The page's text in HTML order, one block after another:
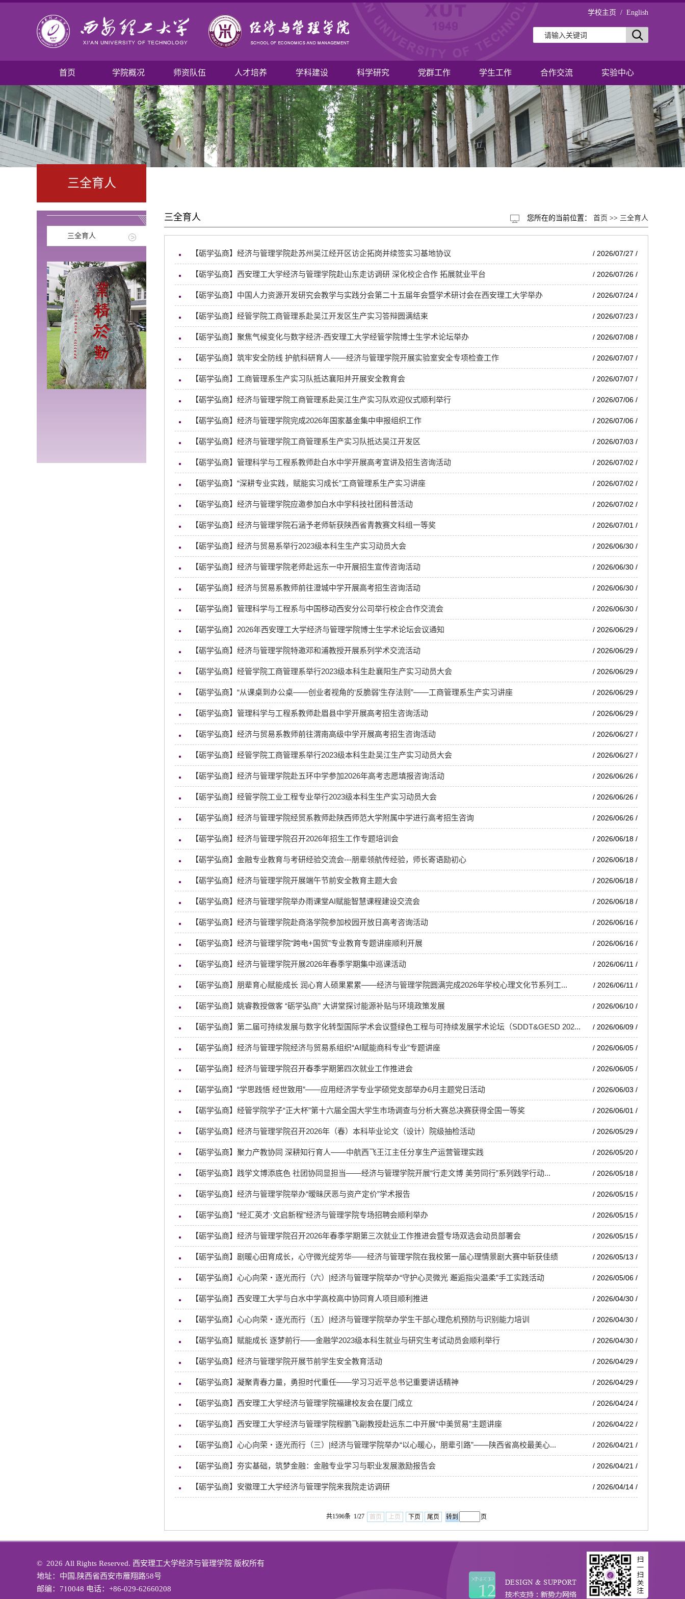
学校主页 / English
首页 学院概况 师资队伍 人才培养 学科建设 科学研究 党群工作 学生工作 合作交流 实验中心
三全育人
三全育人
三全育人 您所在的当前位置： 首页 >> 三全育人
【砺学弘商】经济与管理学院赴苏州吴江经开区访企拓岗并续签实习基地协议 / 2026/07/27 /
【砺学弘商】西安理工大学经济与管理学院赴山东走访调研 深化校企合作 拓展就业平台 / 2026/07/26 /
【砺学弘商】中国人力资源开发研究会教学与实践分会第二十五届年会暨学术研讨会在西安理工大学举办 / 2026/07/24 /
【砺学弘商】经管学院工商管理系赴吴江开发区生产实习答辩圆满结束 / 2026/07/23 /
【砺学弘商】聚焦气候变化与数字经济-西安理工大学经管学院博士生学术论坛举办 / 2026/07/08 /
【砺学弘商】筑牢安全防线 护航科研育人——经济与管理学院开展实验室安全专项检查工作 / 2026/07/07 /
【砺学弘商】工商管理系生产实习队抵达襄阳并开展安全教育会 / 2026/07/07 /
【砺学弘商】经济与管理学院工商管理系赴吴江生产实习队欢迎仪式顺利举行 / 2026/07/06 /
【砺学弘商】经济与管理学院完成2026年国家基金集中申报组织工作 / 2026/07/06 /
【砺学弘商】经济与管理学院工商管理系生产实习队抵达吴江开发区 / 2026/07/03 /
【砺学弘商】管理科学与工程系教师赴白水中学开展高考宣讲及招生咨询活动 / 2026/07/02 /
【砺学弘商】“深耕专业实践，赋能实习成长”工商管理系生产实习讲座 / 2026/07/02 /
【砺学弘商】经济与管理学院应邀参加白水中学科技社团科普活动 / 2026/07/02 /
【砺学弘商】经济与管理学院石涵予老师斩获陕西省青教赛文科组一等奖 / 2026/07/01 /
【砺学弘商】经济与贸易系举行2023级本科生生产实习动员大会 / 2026/06/30 /
【砺学弘商】经济与管理学院老师赴远东一中开展招生宣传咨询活动 / 2026/06/30 /
【砺学弘商】经济与贸易系教师前往澄城中学开展高考招生咨询活动 / 2026/06/30 /
【砺学弘商】管理科学与工程系与中国移动西安分公司举行校企合作交流会 / 2026/06/30 /
【砺学弘商】2026年西安理工大学经济与管理学院博士生学术论坛会议通知 / 2026/06/29 /
【砺学弘商】经济与管理学院特邀邓和浦教授开展系列学术交流活动 / 2026/06/29 /
【砺学弘商】经管学院工商管理系举行2023级本科生赴襄阳生产实习动员大会 / 2026/06/29 /
【砺学弘商】“从课桌到办公桌——创业者视角的‘反脆弱’生存法则”——工商管理系生产实习讲座 / 2026/06/29 /
【砺学弘商】管理科学与工程系教师赴眉县中学开展高考招生咨询活动 / 2026/06/29 /
【砺学弘商】​经济与贸易系教师前往渭南高级中学开展高考招生咨询活动 / 2026/06/27 /
【砺学弘商】经管学院工商管理系举行2023级本科生赴吴江生产实习动员大会 / 2026/06/27 /
【砺学弘商】经济与管理学院赴五环中学参加2026年高考志愿填报咨询活动 / 2026/06/26 /
【砺学弘商】经管学院工业工程专业举行2023级本科生生产实习动员大会 / 2026/06/26 /
【砺学弘商】经济与管理学院经贸系教师赴陕西师范大学附属中学进行高考招生咨询 / 2026/06/26 /
【砺学弘商】经济与管理学院召开2026年招生工作专题培训会 / 2026/06/18 /
【砺学弘商】金融专业教育与考研经验交流会---朋辈领航传经验，师长寄语励初心 / 2026/06/18 /
【砺学弘商】经济与管理学院开展端午节前安全教育主题大会 / 2026/06/18 /
【砺学弘商】经济与管理学院举办雨课堂AI赋能智慧课程建设交流会 / 2026/06/18 /
【砺学弘商】经济与管理学院赴商洛学院参加校园开放日高考咨询活动 / 2026/06/16 /
【砺学弘商】经济与管理学院“跨电+国贸”专业教育专题讲座顺利开展 / 2026/06/16 /
【砺学弘商】经济与管理学院开展2026年春季学期集中巡课活动 / 2026/06/11 /
【砺学弘商】朋辈育心赋能成长 润心育人硕果累累——经济与管理学院圆满完成2026年学校心理文化节系列工... / 2026/06/11 /
【砺学弘商】姚睿教授做客 “砺学弘商” 大讲堂探讨能源补贴与环境政策发展 / 2026/06/10 /
【砺学弘商】第二届可持续发展与数字化转型国际学术会议暨绿色工程与可持续发展学术论坛（SDDT&GESD 202... / 2026/06/09 /
【砺学弘商】经济与管理学院经济与贸易系组织“AI赋能商科专业”专题讲座 / 2026/06/05 /
【砺学弘商】经济与管理学院召开春季学期第四次就业工作推进会 / 2026/06/05 /
【砺学弘商】“学思践悟 经世致用”——应用经济学专业学硕党支部举办6月主题党日活动 / 2026/06/03 /
【砺学弘商】经管学院学子“正大杯”第十六届全国大学生市场调查与分析大赛总决赛获得全国一等奖 / 2026/06/01 /
【砺学弘商】经济与管理学院召开2026年（春）本科毕业论文（设计）院级抽检活动 / 2026/05/29 /
【砺学弘商】聚力产教协同 深耕知行育人——中航西飞王江主任分享生产运营管理实践 / 2026/05/20 /
【砺学弘商】践学文博添底色 社团协同显担当——经济与管理学院开展“行走文博 美劳同行”系列践学行动... / 2026/05/18 /
【砺学弘商】经济与管理学院举办“暧昧厌恶与资产定价”学术报告 / 2026/05/15 /
【砺学弘商】“经汇英才·文启新程”经济与管理学院专场招聘会顺利举办 / 2026/05/15 /
【砺学弘商】经济与管理学院召开2026年春季学期第三次就业工作推进会暨专场双选会动员部署会 / 2026/05/15 /
【砺学弘商】剧暖心田育成长，心守微光绽芳华——经济与管理学院在我校第一届心理情景剧大赛中斩获佳绩 / 2026/05/13 /
【砺学弘商】心心向荣・逐光而行（六）|经济与管理学院举办“守护心灵微光 邂逅指尖温柔”手工实践活动 / 2026/05/06 /
【砺学弘商】西安理工大学与白水中学高校高中协同育人项目顺利推进 / 2026/04/30 /
【砺学弘商】心心向荣・逐光而行（五）|经济与管理学院举办学生干部心理危机预防与识别能力培训 / 2026/04/30 /
【砺学弘商】赋能成长 逐梦前行——金融学2023级本科生就业与研究生考试动员会顺利举行 / 2026/04/30 /
【砺学弘商】经济与管理学院开展节前学生安全教育活动 / 2026/04/29 /
【砺学弘商】凝聚青春力量，勇担时代重任——学习习近平总书记重要讲话精神 / 2026/04/29 /
【砺学弘商】西安理工大学经济与管理学院福建校友会在厦门成立 / 2026/04/24 /
【砺学弘商】西安理工大学经济与管理学院程鹏飞副教授赴远东二中开展“中美贸易”主题讲座 / 2026/04/22 /
【砺学弘商】心心向荣・逐光而行（三）|经济与管理学院举办“以心暖心，朋辈引路”——陕西省高校最美心... / 2026/04/21 /
【砺学弘商】夯实基础，筑梦金融：金融专业学习与职业发展激励报告会 / 2026/04/21 /
【砺学弘商】安徽理工大学经济与管理学院来我院走访调研 / 2026/04/14 /
共1596条 1/27 首页 上页 下页 尾页 页
© 2026 All Rights Reserved. 西安理工大学经济与管理学院 版权所有
地址：中国.陕西省西安市雁翔路58号
邮编：710048 电话：+86-029-62660208